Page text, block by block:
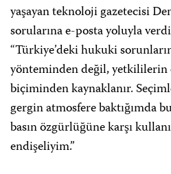
yaşayan teknoloji gazetecisi
sorularına e-posta yoluyla
“Türkiye’deki hukuki
yönteminden değil, yetkililerin
biçiminden kaynaklanır.
gergin atmosfere baktığımda
basın özgürlüğüne karşı
endişeliyim.”